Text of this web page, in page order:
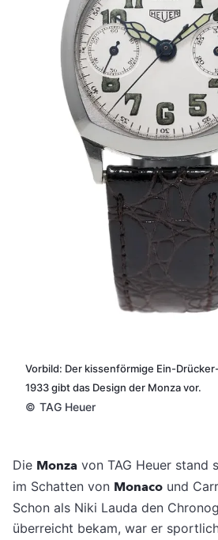
Vorbild: Der kissenförmige Ein-
1933 gibt das Design der Monza vor.
© TAG Heuer
Die Monza von TAG Heuer stand
im Schatten von Monaco und
Schon als Niki Lauda den
überreicht bekam, war er